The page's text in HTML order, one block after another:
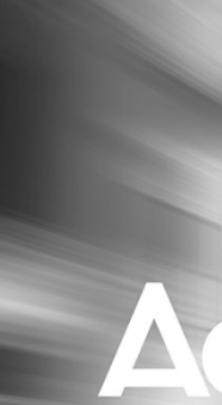
Influencer
Interne